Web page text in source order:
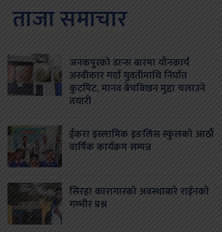
ताजा समाचार
जनकपुरको डान्स बारमा यौनकार्य
अस्वीकार गर्दा युवतीमाथि निर्घात
कुटपिट, मानव बेचबिखन मुद्दा चलाउने
तयारी
ईकरा इस्लामिक इङलिस स्कुलको आठौं
वार्षिक कार्यक्रम सम्पन्न
सिरहा कारागारको अवस्थाबारे राईनको
गम्भीर प्रश्न